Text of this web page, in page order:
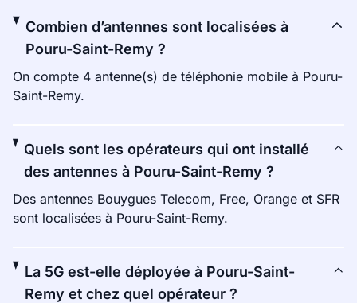
Combien d’antennes sont localisées à
Pouru-Saint-Remy ?
On compte 4 antenne(s) de téléphonie mobile à Pouru-
Saint-Remy.
Quels sont les opérateurs qui ont installé
des antennes à Pouru-Saint-Remy ?
Des antennes Bouygues Telecom, Free, Orange et SFR
sont localisées à Pouru-Saint-Remy.
La 5G est-elle déployée à Pouru-Saint-
Remy et chez quel opérateur ?